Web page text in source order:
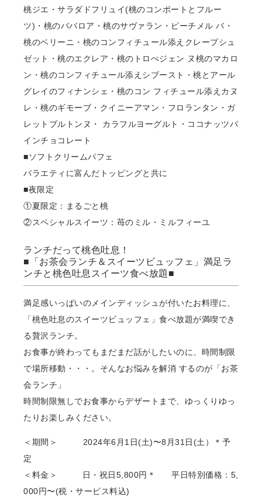
桃ジエ・サラダドフリュイ(桃のコンポートとフルー
ツ)・桃のババロア・桃のサヴァラン・ピーチメル バ・
桃のベリーニ・桃のコンフィチュール添えクレープシュ
ゼット・桃のエクレア・桃のトロぺジェン ヌ桃のマカロ
ン・桃のコンフィチュール添えシブースト・桃とアール
グレイのフィナンシェ・桃のコン フィチュール添えカヌ
レ・桃のギモーブ・クイニーアマン・フロランタン・ガ
レットブルトンヌ・ カラフルヨーグルト・ココナッツパ
インチョコレート
■ソフトクリームパフェ
バラエティに富んだトッピングと共に
■夜限定
①夏限定：まるごと桃
②スペシャルスイーツ：苺のミル・ミルフィーユ
ランチだって桃⾊吐息！
■「お茶会ランチ＆スイーツビュッフェ」満⾜ラ
ンチと桃⾊吐息スイーツ⾷べ放題■
満⾜感いっぱいのメインディッシュが付いたお料理に、
「桃⾊吐息のスイーツビュッフェ」⾷べ放題が満喫でき
る贅沢ランチ。
お⾷事が終わってもまだまだ話がしたいのに、時間制限
で場所移動・・・。そんなお悩みを解消 するのが「お茶
会ランチ」
時間制限無しでお⾷事からデザートまで、ゆっくりゆっ
たりお楽しみください。
＜期間＞ 2024年6⽉1⽇(土)〜8⽉31⽇(土）＊予
定
＜料金＞ ⽇・祝⽇5,800円＊ 平⽇特別価格：5,
000円〜(税・サービス料込)